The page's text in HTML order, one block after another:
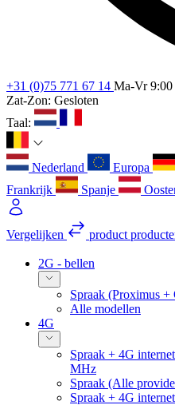
+31 (0)75 771 67 14 Ma-Vr 9:00
Zat-Zon: Gesloten
Taal:
Nederland Europa
Frankrijk
Spanje
Vergelijken product
2G - bellen
Spraak (Proximus
Alle modellen
4G
Spraak + 4G
MHz
Spraak (Alle
Spraak + 4G